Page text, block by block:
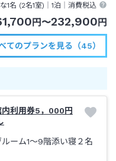
1名 (2名1室)｜1泊 ｜消費税込
円〜232,900円
てのプランを見る（45）
内利用券5，000円
ーム1～9階添い寝２名